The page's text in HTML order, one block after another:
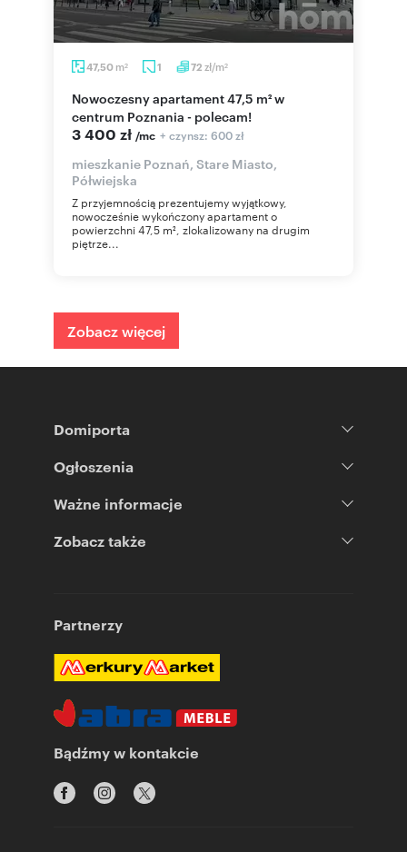
47,50 m2 1 72 zł/m2
Nowoczesny apartament 47,5 m² w
centrum Poznania - polecam!
3 400 zł /mc + czynsz: 600 zł
mieszkanie Poznań, Stare Miasto,
Półwiejska
Z przyjemnością prezentujemy wyjątkowy,
nowocześnie wykończony apartament o
powierzchni 47,5 m², zlokalizowany na drugim
piętrze...
Zobacz więcej
Domiporta
Ogłoszenia
Ważne informacje
Zobacz także
Partnerzy
Bądźmy w kontakcie